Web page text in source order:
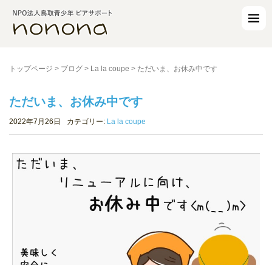
トップページ > ブログ > La la coupe > ただいま、お休み中です
ただいま、お休み中です
2022年7月26日 カテゴリー: La la coupe